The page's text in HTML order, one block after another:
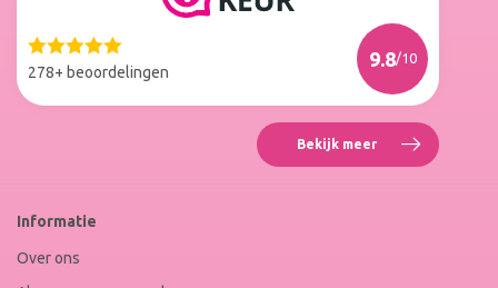
278+ beoordelingen
9.8/10
Web
Winkel
Bekijk meer Reviews
Roxenne
Informatie
Over ons